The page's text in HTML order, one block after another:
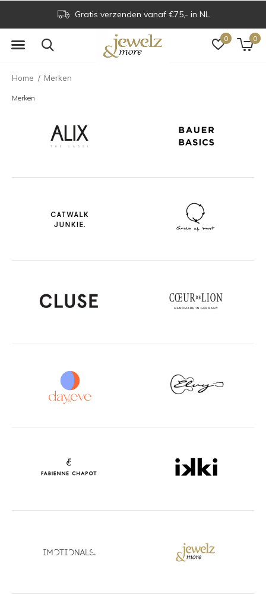
0 0
Gratis verzenden vanaf €75,- in NL
Home Merken
Merken